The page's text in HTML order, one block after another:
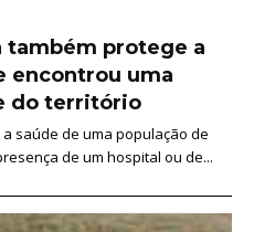
também protege a
encontrou uma
do território
saúde de uma população de
de um hospital ou de...